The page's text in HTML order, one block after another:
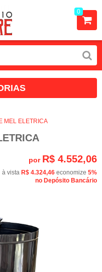
0
MEL ELETRICA
por R$ 4.552,06
à vista R$ 4.324,46 economize 5%
no Depósito Bancário